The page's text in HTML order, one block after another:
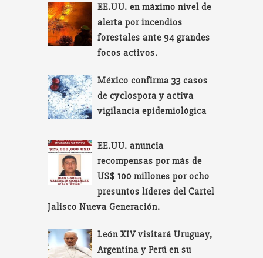
EE.UU. en máximo nivel de
alerta por incendios
forestales ante 94 grandes
focos activos.
México confirma 33 casos
de cyclospora y activa
vigilancia epidemiológica
EE.UU. anuncia
recompensas por más de
US$ 100 millones por ocho
presuntos líderes del Cartel
Jalisco Nueva Generación.
León XIV visitará Uruguay,
Argentina y Perú en su